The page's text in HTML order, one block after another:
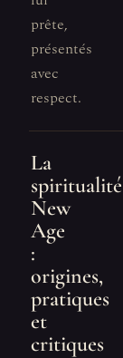
prête,
présentés
avec
respect.
La
spiritualité
New
Age
:
origines,
pratiques
et
critiques